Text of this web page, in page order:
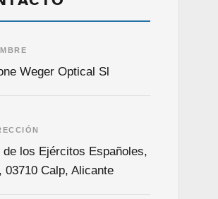
Weger Optical Sl
de los Ejércitos Españoles,
03710 Calp, Alicante